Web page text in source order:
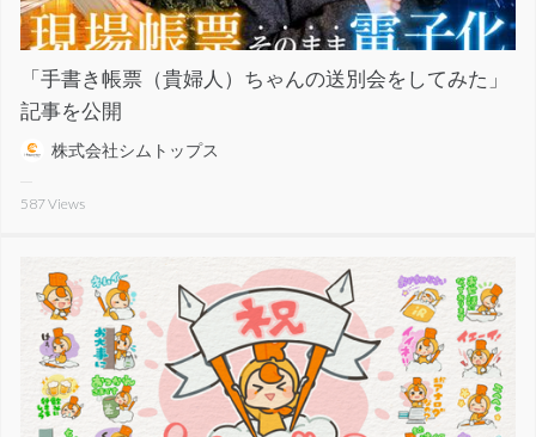
「手書き帳票（貴婦人）ちゃんの送別会をしてみた」
記事を公開
株式会社シムトップス
587Views